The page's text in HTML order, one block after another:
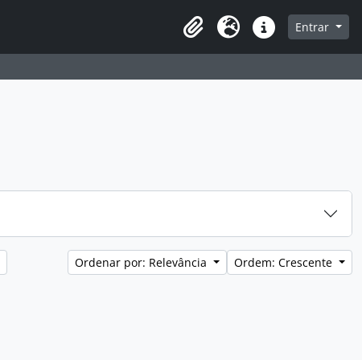
Clipboard
Idioma Atalhos Entrar
Ordenar por: Relevância Ordem: Crescente